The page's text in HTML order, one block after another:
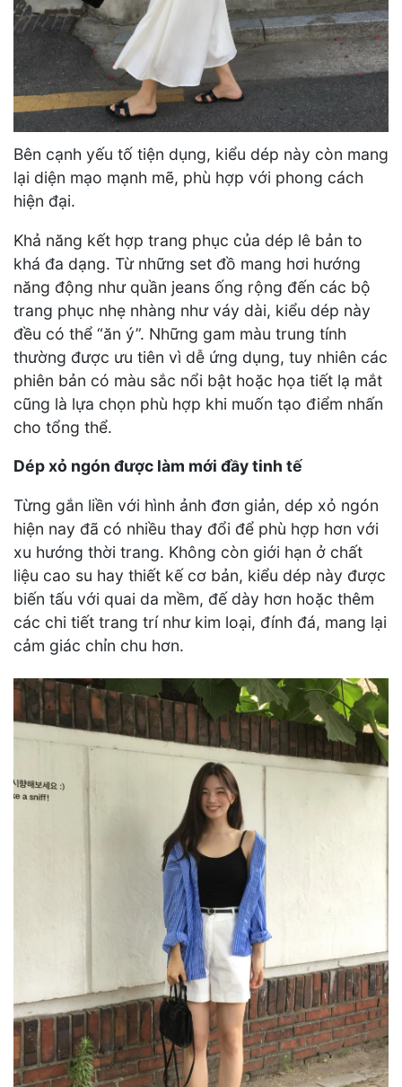
Bên cạnh yếu tố tiện dụng, kiểu dép này còn mang
lại diện mạo mạnh mẽ, phù hợp với phong cách
hiện đại.
Khả năng kết hợp trang phục của dép lê bản to
khá đa dạng. Từ những set đồ mang hơi hướng
năng động như quần jeans ống rộng đến các bộ
trang phục nhẹ nhàng như váy dài, kiểu dép này
đều có thể “ăn ý”. Những gam màu trung tính
thường được ưu tiên vì dễ ứng dụng, tuy nhiên các
phiên bản có màu sắc nổi bật hoặc họa tiết lạ mắt
cũng là lựa chọn phù hợp khi muốn tạo điểm nhấn
cho tổng thể.
Dép xỏ ngón được làm mới đầy tinh tế
Từng gắn liền với hình ảnh đơn giản, dép xỏ ngón
hiện nay đã có nhiều thay đổi để phù hợp hơn với
xu hướng thời trang. Không còn giới hạn ở chất
liệu cao su hay thiết kế cơ bản, kiểu dép này được
biến tấu với quai da mềm, đế dày hơn hoặc thêm
các chi tiết trang trí như kim loại, đính đá, mang lại
cảm giác chỉn chu hơn.